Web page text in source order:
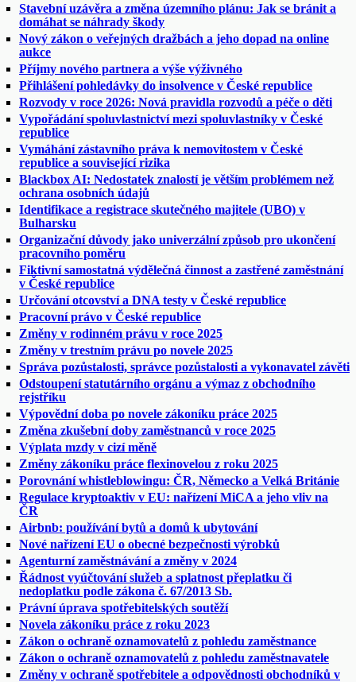
Stavební uzávěra a změna územního plánu: Jak se bránit a
domáhat se náhrady škody
Nový zákon o veřejných dražbách a jeho dopad na online
aukce
Příjmy nového partnera a výše výživného
Přihlášení pohledávky do insolvence v České republice
Rozvody v roce 2026: Nová pravidla rozvodů a péče o děti
Vypořádání spoluvlastnictví mezi spoluvlastníky v České
republice
Vymáhání zástavního práva k nemovitostem v České
republice a související rizika
Blackbox AI: Nedostatek znalostí je větším problémem než
ochrana osobních údajů
Identifikace a registrace skutečného majitele (UBO) v
Bulharsku
Organizační důvody jako univerzální způsob pro ukončení
pracovního poměru
Fiktivní samostatná výdělečná činnost a zastřené zaměstnání
v České republice
Určování otcovství a DNA testy v České republice
Pracovní právo v České republice
Změny v rodinném právu v roce 2025
Změny v trestním právu po novele 2025
Správa pozůstalosti, správce pozůstalosti a vykonavatel závěti
Odstoupení statutárního orgánu a výmaz z obchodního
rejstříku
Výpovědní doba po novele zákoníku práce 2025
Změna zkušební doby zaměstnanců v roce 2025
Výplata mzdy v cizí měně
Změny zákoníku práce flexinovelou z roku 2025
Porovnání whistleblowingu: ČR, Německo a Velká Británie
Regulace kryptoaktiv v EU: nařízení MiCA a jeho vliv na
ČR
Airbnb: používání bytů a domů k ubytování
Nové nařízení EU o obecné bezpečnosti výrobků
Agenturní zaměstnávání a změny v 2024
Řádnost vyúčtování služeb a splatnost přeplatku či
nedoplatku podle zákona č. 67/2013 Sb.
Právní úprava spotřebitelských soutěží
Novela zákoníku práce z roku 2023
Zákon o ochraně oznamovatelů z pohledu zaměstnance
Zákon o ochraně oznamovatelů z pohledu zaměstnavatele
Změny v ochraně spotřebitele a odpovědnosti obchodníků v